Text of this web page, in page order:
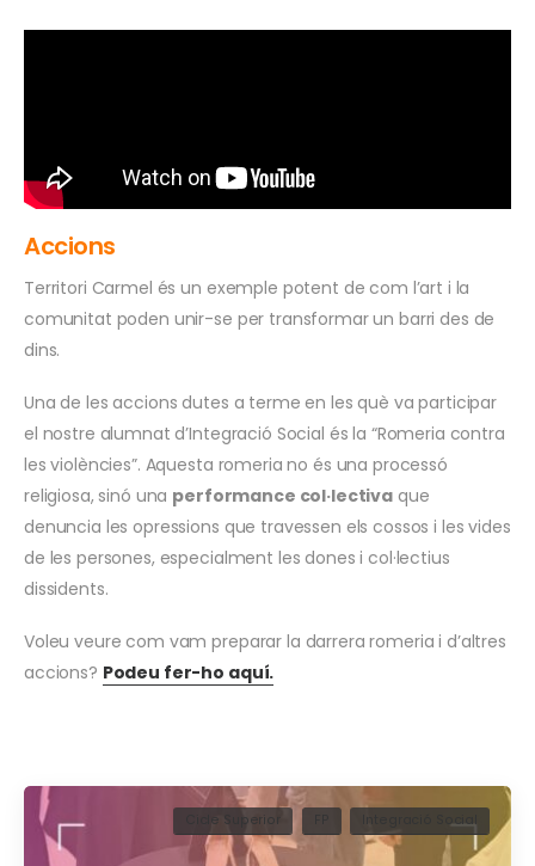
Accions
Territori Carmel és un exemple potent de com l’art i la
comunitat poden unir-se per transformar un barri des de
dins.
Una de les accions dutes a terme en les què va participar
el nostre alumnat d’Integració Social és la “Romeria contra
les violències”. Aquesta romeria no és una processó
religiosa, sinó una performance col·lectivaque
denuncia les opressions que travessen els cossos i les vides
de les persones, especialment les dones i col·lectius
dissidents.
Voleu veure com vam preparar la darrera romeria i d’altres
accions? Podeu fer-ho aquí.
Cicle Superior Integració Social